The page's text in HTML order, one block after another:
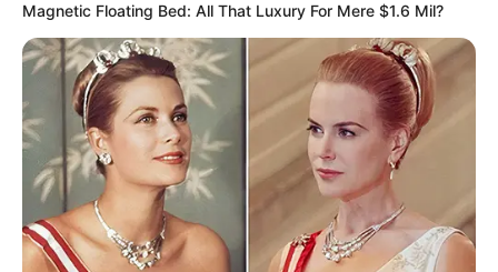
Magnetic Floating Bed: All That Luxury For Mere $1.6 Mil?